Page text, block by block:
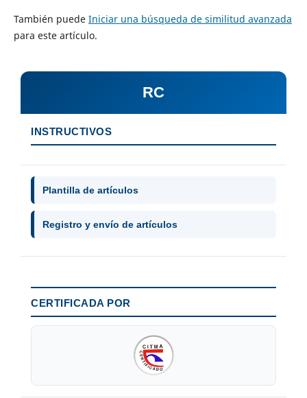
También puede Iniciar una búsqueda de similitud avanzada
para este artículo.
RC
INSTRUCTIVOS
Plantilla de artículos
Registro y envío de artículos
CERTIFICADA POR